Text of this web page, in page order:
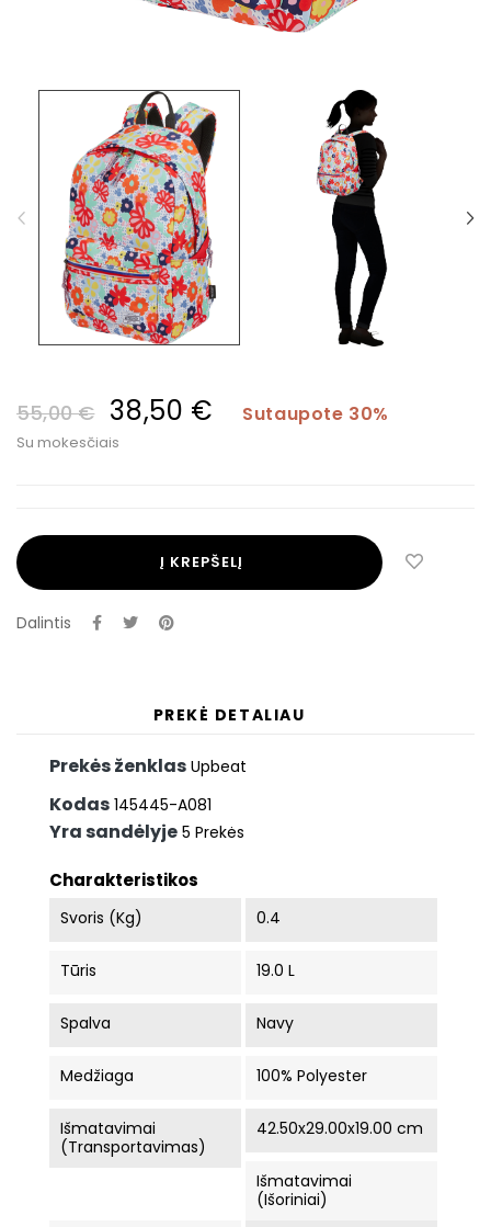
55,00 € 38,50 € Sutaupote 30%
Su mokesčiais
Į KREPŠELĮ
Dalintis
PREKĖ DETALIAU
Prekės ženklas Upbeat
Kodas 145445-A081
Yra sandėlyje 5 Prekės
Charakteristikos
Svoris (kg) 0.4
Tūris 19.0 L
Spalva Navy
Medžiaga 100% Polyester
Išmatavimai
(Transportavimas)
42.50x29.00x19.00 cm
Išmatavimai
(Išoriniai)